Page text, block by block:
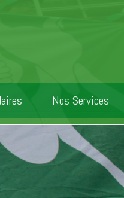
Nos Services